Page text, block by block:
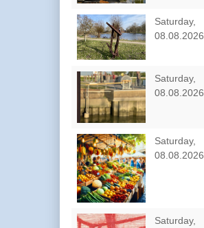
Saturday,
08.08.2026
Saturday,
08.08.2026
Saturday,
08.08.2026
Saturday,